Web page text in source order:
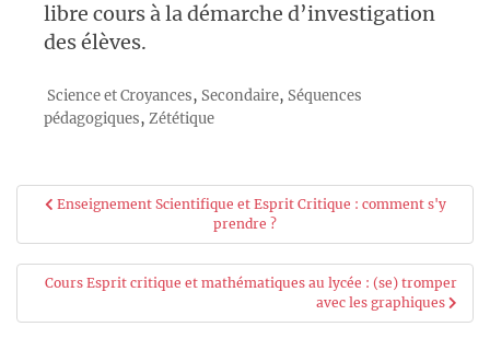
libre cours à la démarche d’investigation
des élèves.
Science et Croyances, Secondaire, Séquences
pédagogiques, Zététique
Navigation
de
l’article
Enseignement Scientifique et Esprit Critique : comment s'y
prendre ?
Cours Esprit critique et mathématiques au lycée : (se) tromper
avec les graphiques